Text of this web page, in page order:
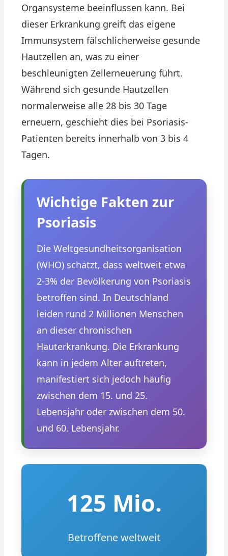
Organsysteme beeinflussen kann. Bei
dieser Erkrankung greift das eigene
Immunsystem fälschlicherweise gesunde
Hautzellen an, was zu einer
beschleunigten Zellerneuerung führt.
Während sich gesunde Hautzellen
normalerweise alle 28 bis 30 Tage
erneuern, geschieht dies bei Psoriasis-
Patienten bereits innerhalb von 3 bis 4
Tagen.
Wichtige Fakten zur
Psoriasis
Die Weltgesundheitsorganisation
(WHO) schätzt, dass weltweit etwa
2-3% der Bevölkerung von Psoriasis
betroffen sind. In Deutschland
leiden rund 2 Millionen Menschen
an dieser chronischen
Hauterkrankung. Die Erkrankung
kann in jedem Alter auftreten,
manifestiert sich jedoch häufig
zwischen dem 15. und 25.
Lebensjahr oder zwischen dem 50.
und 60. Lebensjahr.
125 Mio.
Betroffene weltweit